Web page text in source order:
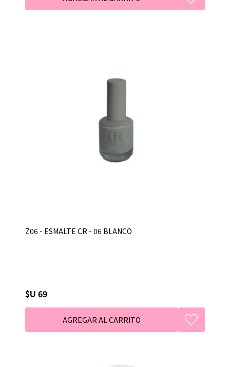
Z06 - ESMALTE CR - 06 BLANCO
$U 69